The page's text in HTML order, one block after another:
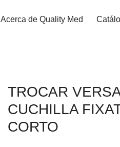
Acerca de Quality Med
TROCAR
CUCHILLA
CORTO